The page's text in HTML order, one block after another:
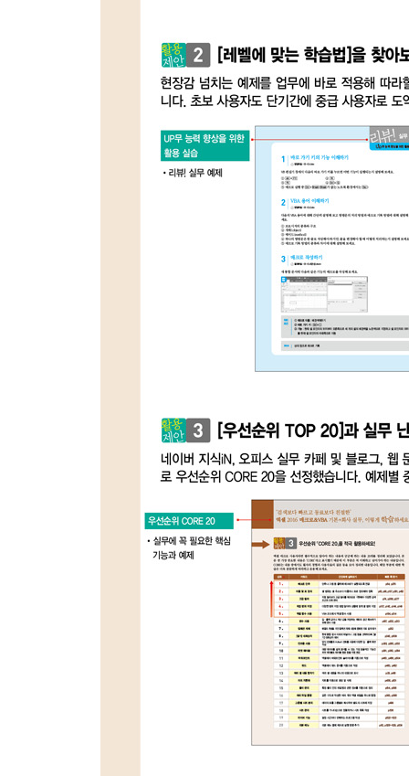
〈핵심기능〉 02 여러 개의 조건에 따라 다르게 처
〈핵심기능〉 03 여러 개의 조건 한 번에 비교하기
★〈핵심기능〉 04 값에 따라 조건을 다르게 처리
〈핵심기능〉 06 여러 개의 개체를 대상으로 조건
★〈핵심기능〉 07 조건을 만족할 때까지 명령 반
〈핵심기능〉 08 조건을 만족할 때까지 명령 반복
〈핵심기능〉 09 하나의 이름으로 여러 개의 값 기
〈핵심기능〉 10 동적 배열 변수 사용하기 250
★〈핵심기능〉 11 컬렉션 이해하기 252
★〈핵심기능〉 12 On Error문 사용해 오류 제어하
Chapter 3 사용자 인터페이스 지원 기능
Section 08 양식 컨트롤과 ActiveX 컨트롤 익히기
★〈핵심기능〉 01 양식 컨트롤과 ActiveX 컨트롤
〈실무예제〉 02 주문 현황 검색하는 매크로 단추
〈실무예제〉 04 거래처명의 조건 지정하기 - ‘콤
〈실무예제〉 05영업 담당 조건 지정하기 - ‘콤보
〈실무예제〉 06 배송업체 지정하기 - ‘옵션 단추’
〈실무예제〉 07 주문 월에 해당하는 자료 추출하
〈실무예제〉 08 영문장 선택하고 스피커로 듣기 -
〈실무예제〉 09 목록 상자에서 목록의 너비 조정
〈실무예제〉 10 일괄적으로 시트 숨기고 표시하